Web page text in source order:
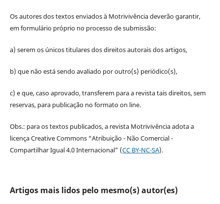
Os autores dos textos enviados à Motrivivência deverão garantir,
em formulário próprio no processo de submissão:
a) serem os únicos titulares dos direitos autorais dos artigos,
b) que não está sendo avaliado por outro(s) periódico(s),
c) e que, caso aprovado, transferem para a revista tais direitos, sem
reservas, para publicação no formato on line.
Obs.: para os textos publicados, a revista Motrivivência adota a
licença Creative Commons “Atribuição - Não Comercial -
Compartilhar Igual 4.0 Internacional” (CC BY-NC-SA).
Artigos mais lidos pelo mesmo(s) autor(es)